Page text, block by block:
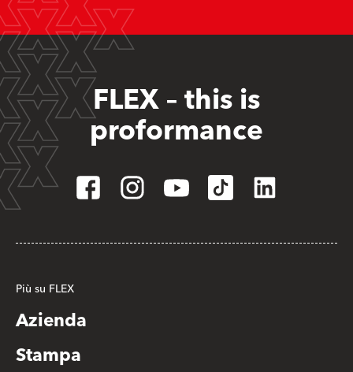
FLEX – this is
proformance
Più su FLEX
Azienda
Stampa